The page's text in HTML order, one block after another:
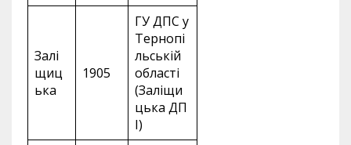
Залі
щиц
ька
1905
ГУ ДПС у
Тернопі
льській
області
(Заліщи
цька ДП
І)